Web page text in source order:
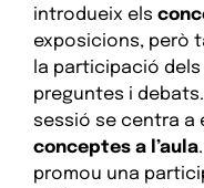
introdueix els
exposicions, però
la participació
preguntes i
sessió se centra a
conceptes a l’aula
promou una